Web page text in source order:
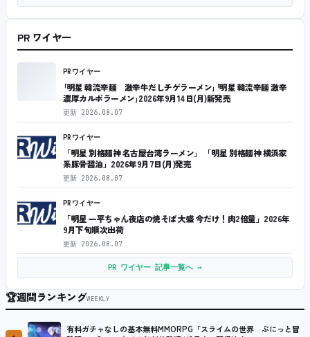
PR ワイヤー
PRワイヤー
｢明星 韓流辛麺 激辛牛だしチゲラーメン｣｢明星 韓流辛麺 激辛
濃厚カルボラーメン｣2026年9月14日(月)新発売
更新 2026.08.07
PRワイヤー
「明星 別格麺神 名古屋台湾ラーメン」 「明星 別格麺神 横浜家
系豚骨醤油」2026年9月7日(月)発売
更新 2026.08.07
PRワイヤー
「明星 一平ちゃん夜店の焼そば 大盛 今だけ！肉2倍量」2026年
9月下旬順次出荷
更新 2026.08.07
PR ワイヤー 記事一覧へ →
🏆週間ランキングWEEKLY
有料ガチャなしの基本無料MMORPG「スライムの世界 ぷにっと冒